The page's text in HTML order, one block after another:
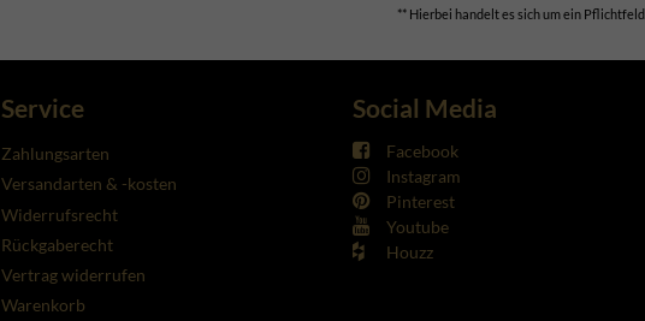
** Hierbei handelt es sich um ein Pflichtfeld.
Service
Zahlungsarten
Versandarten & -kosten
Widerrufsrecht
Rückgaberecht
Vertrag widerrufen
Warenkorb
Social Media
Facebook
Instagram
Pinterest
Youtube
Houzz